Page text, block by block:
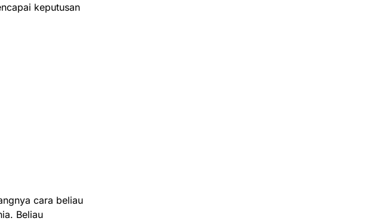
keputusan
cara beliau
Beliau